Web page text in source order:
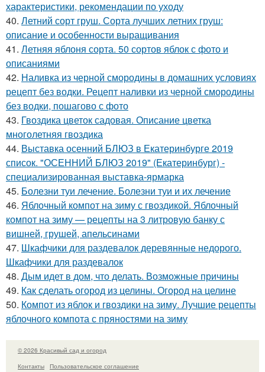
характеристики, рекомендации по уходу
40. Летний сорт груш. Сорта лучших летних груш:
описание и особенности выращивания
41. Летняя яблоня сорта. 50 сортов яблок с фото и
описаниями
42. Наливка из черной смородины в домашних условиях
рецепт без водки. Рецепт наливки из черной смородины
без водки, пошагово с фото
43. Гвоздика цветок садовая. Описание цветка
многолетняя гвоздика
44. Выставка осенний БЛЮЗ в Екатеринбурге 2019
список. "ОСЕННИЙ БЛЮЗ 2019" (Екатеринбург) -
специализированная выставка-ярмарка
45. Болезни туи лечение. Болезни туи и их лечение
46. Яблочный компот на зиму с гвоздикой. Яблочный
компот на зиму — рецепты на 3 литровую банку с
вишней, грушей, апельсинами
47. Шкафчики для раздевалок деревянные недорого.
Шкафчики для раздевалок
48. Дым идет в дом, что делать. Возможные причины
49. Как сделать огород из целины. Огород на целине
50. Компот из яблок и гвоздики на зиму. Лучшие рецепты
яблочного компота с пряностями на зиму
© 2026 Красивый сад и огород
Контакты
Пользовательское соглашение